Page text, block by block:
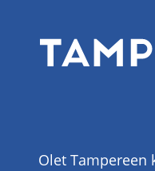
Olet